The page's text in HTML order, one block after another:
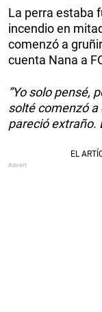
La perra estaba
incendio en
comenzó a
cuenta Nana a
”Yo solo pensé,
solté comenzó a
pareció extraño.